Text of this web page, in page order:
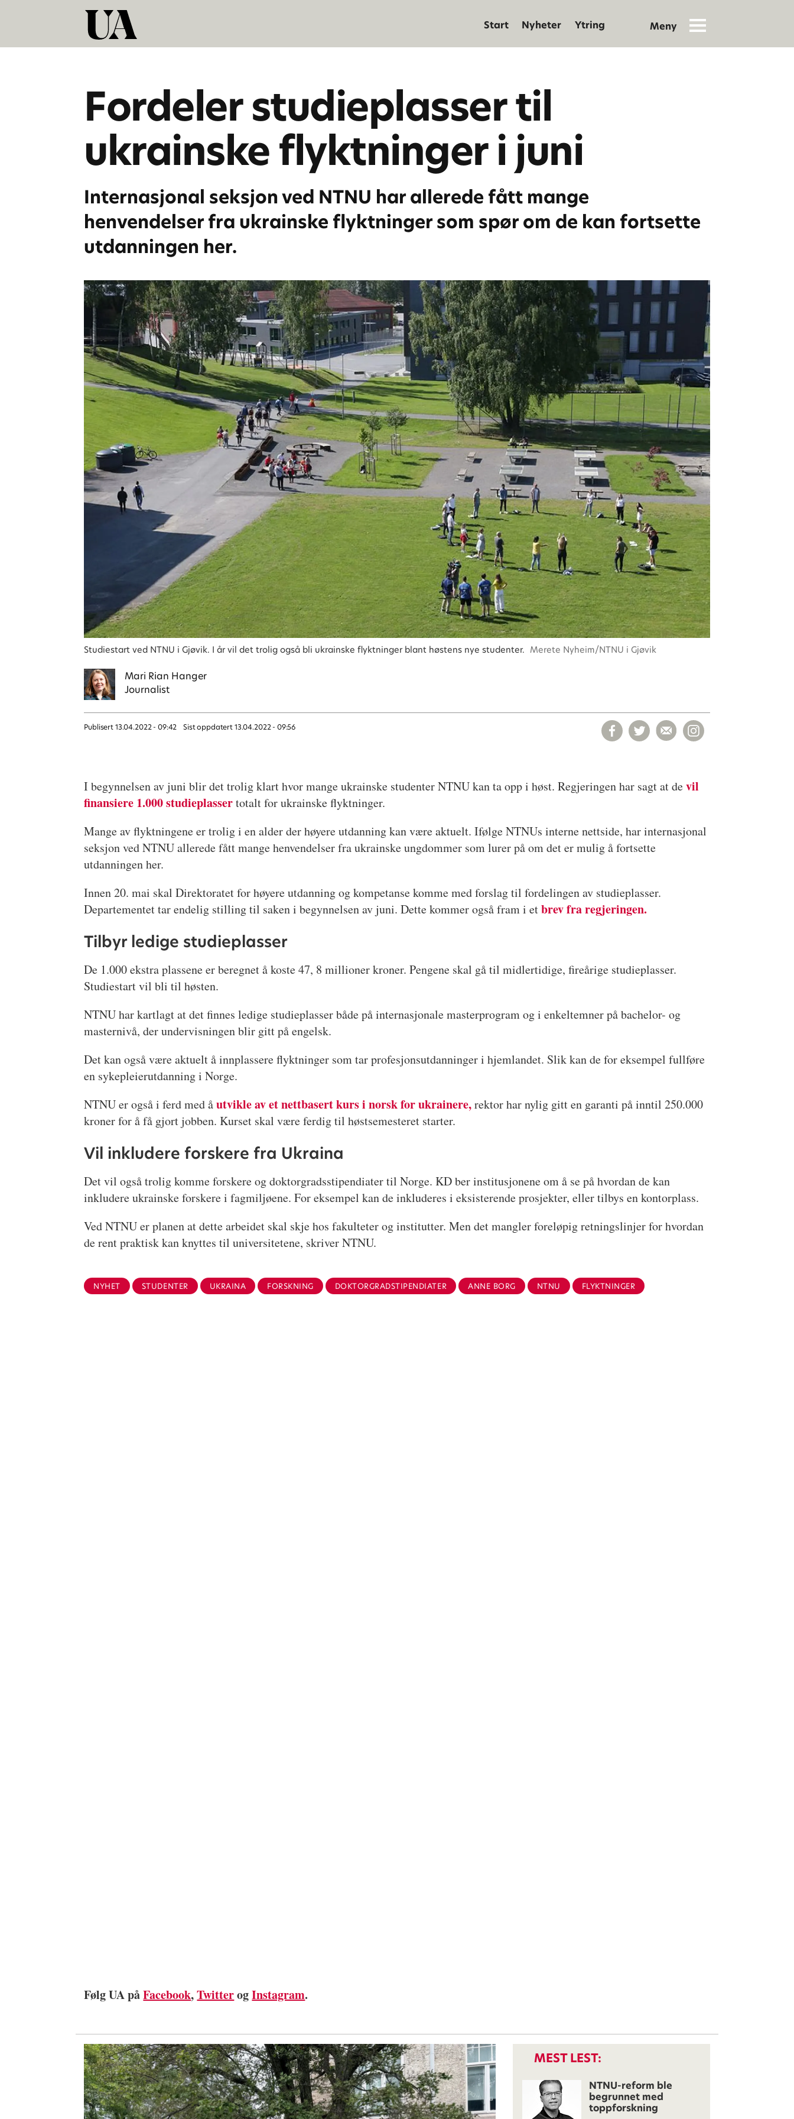
Start Nyheter Ytring
Fordeler studieplasser til
ukrainske flyktninger i juni
Internasjonal seksjon ved NTNU har allerede fått mange
henvendelser fra ukrainske flyktninger som spør om de kan fortsette
utdanningen her.
Studiestart ved NTNU i Gjøvik. I år vil det trolig også bli ukrainske flyktninger blant høstens nye studenter. Merete Nyheim/NTNU i Gjøvik
Mari Rian Hanger
Journalist
Publisert 13.04.2022 - 09:42 Sist oppdatert 13.04.2022 - 09:56
I begynnelsen av juni blir det trolig klart hvor mange ukrainske studenter NTNU kan ta opp i høst. Regjeringen har sagt at devil
finansiere 1.000 studieplassertotalt for ukrainske flyktninger.
Mange av flyktningene er trolig i en alder der høyere utdanning kan være aktuelt. Ifølge NTNUs interne nettside, har internasjonal
seksjon ved NTNU allerede fått mange henvendelser fra ukrainske ungdommer som lurer på om det er mulig å fortsette
utdanningen her.
Innen 20. mai skal Direktoratet for høyere utdanning og kompetanse komme med forslag til fordelingen av studieplasser.
Departementet tar endelig stilling til saken i begynnelsen av juni. Dette kommer også fram i etbrev fra regjeringen.
Tilbyr ledige studieplasser
De 1.000 ekstra plassene er beregnet å koste 47, 8 millioner kroner. Pengene skal gå til midlertidige, fireårige studieplasser.
Studiestart vil bli til høsten.
NTNU har kartlagt at det finnes ledige studieplasser både på internasjonale masterprogram og i enkeltemner på bachelor- og
masternivå, der undervisningen blir gitt på engelsk.
Det kan også være aktuelt å innplassere flyktninger som tar profesjonsutdanninger i hjemlandet. Slik kan de for eksempel fullføre
en sykepleierutdanning i Norge.
NTNU er også i ferd med åutvikle av et nettbasert kurs i norsk for ukrainere,rektor har nylig gitt en garanti på inntil 250.000
kroner for å få gjort jobben. Kurset skal være ferdig til høstsemesteret starter.
Vil inkludere forskere fra Ukraina
Det vil også trolig komme forskere og doktorgradsstipendiater til Norge. KD ber institusjonene om å se på hvordan de kan
inkludere ukrainske forskere i fagmiljøene. For eksempel kan de inkluderes i eksisterende prosjekter, eller tilbys en kontorplass.
Ved NTNU er planen at dette arbeidet skal skje hos fakulteter og institutter. Men det mangler foreløpig retningslinjer for hvordan
de rent praktisk kan knyttes til universitetene, skriver NTNU.
NYHET STUDENTER UKRAINA FORSKNING DOKTORGRADSTIPENDIATER ANNE BORG NTNU FLYKTNINGER
Følg UA påFacebook,TwitterogInstagram.
MEST LEST:
NTNU-reform ble
begrunnet med
toppforskning